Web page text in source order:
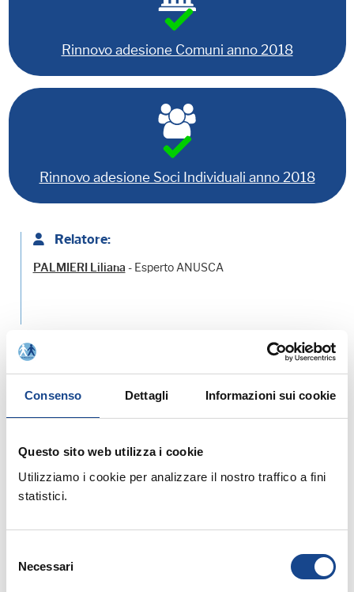
Consenso Dettagli Informazioni sui cookie
Questo sito web utilizza i cookie
Utilizziamo i cookie per analizzare il nostro traffico a fini
statistici.
delNecessari
Rinnovo adesione Comuni anno 2018
Rinnovo adesione Soci Individuali anno 2018
Relatore:
PALMIERI Liliana - Esperto ANUSCA
Prossimi corsi in programma: